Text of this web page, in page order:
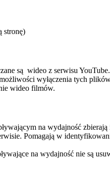
stronę)
są wideo z serwisu
wyłączenia tych
wideo filmów.
na wydajność
Pomagają w
na wydajność nie są